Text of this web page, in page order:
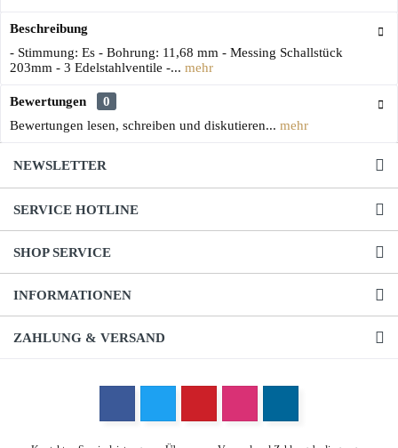
Beschreibung
- Stimmung: Es - Bohrung: 11,68 mm - Messing Schallstück
203mm - 3 Edelstahlventile -... mehr
Bewertungen
0
Bewertungen lesen, schreiben und diskutieren... mehr
NEWSLETTER
SERVICE HOTLINE
SHOP SERVICE
INFORMATIONEN
ZAHLUNG & VERSAND